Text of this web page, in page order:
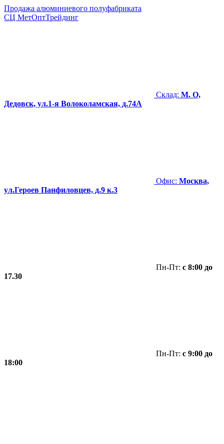
Продажа алюминиевого полуфабриката
СЦ МетОптТрейдинг
Склад: М. О,
Дедовск, ул.1-я Волоколамская, д.74А
Офис: Москва,
ул.Героев Панфиловцев, д.9 к.3
Пн-Пт: с 8:00 до
17.30
Пн-Пт: с 9:00 до
18:00